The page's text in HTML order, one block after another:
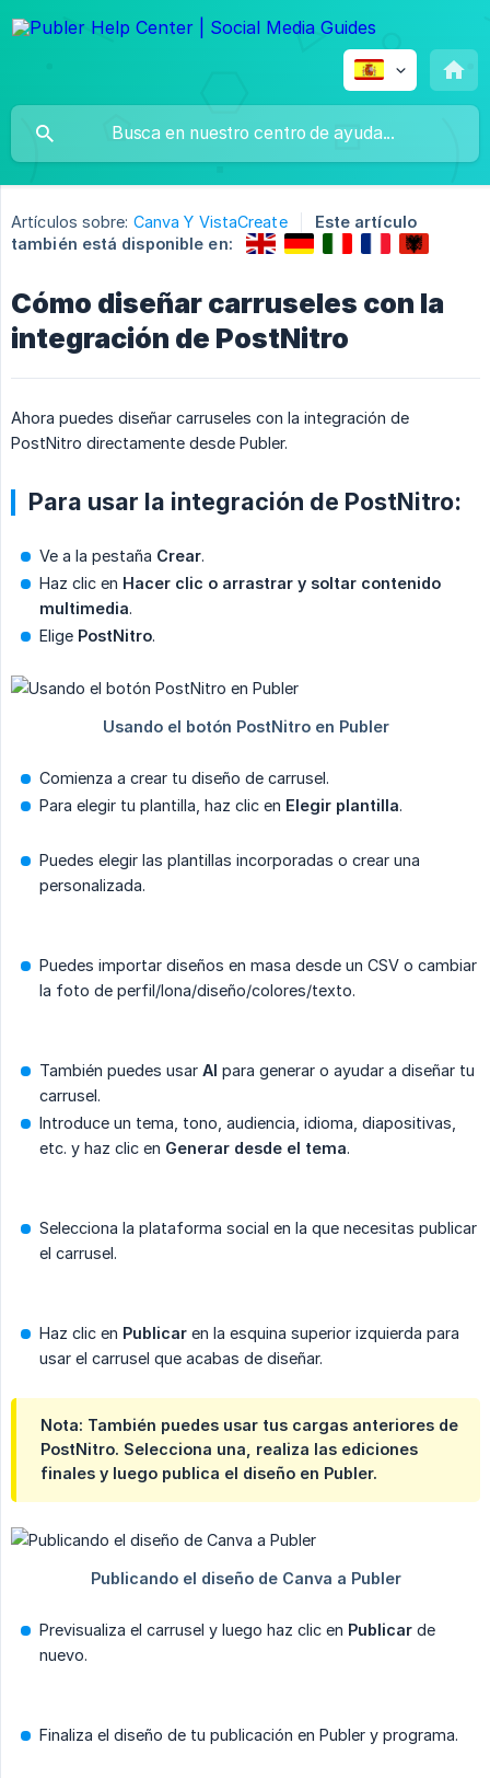
Artículos sobre: Canva Y VistaCreate
Este artículo
también está disponible en:
Cómo diseñar carruseles con la
integración de PostNitro
Ahora puedes diseñar carruseles con la integración de
PostNitro directamente desde Publer.
Para usar la integración de PostNitro:
Ve a la pestaña Crear.
Haz clic en Hacer clic o arrastrar y soltar contenido
multimedia.
Elige PostNitro.
Comienza a crear tu diseño de carrusel.
Para elegir tu plantilla, haz clic en Elegir plantilla.
Puedes elegir las plantillas incorporadas o crear una
personalizada.
Puedes importar diseños en masa desde un CSV o cambiar
la foto de perfil/lona/diseño/colores/texto.
También puedes usar AI para generar o ayudar a diseñar tu
carrusel.
Introduce un tema, tono, audiencia, idioma, diapositivas,
etc. y haz clic en Generar desde el tema.
Selecciona la plataforma social en la que necesitas publicar
el carrusel.
Haz clic en Publicar en la esquina superior izquierda para
usar el carrusel que acabas de diseñar.
Nota: También puedes usar tus cargas anteriores de
PostNitro. Selecciona una, realiza las ediciones
finales y luego publica el diseño en Publer.
Previsualiza el carrusel y luego haz clic en Publicar de
nuevo.
Finaliza el diseño de tu publicación en Publer y programa.